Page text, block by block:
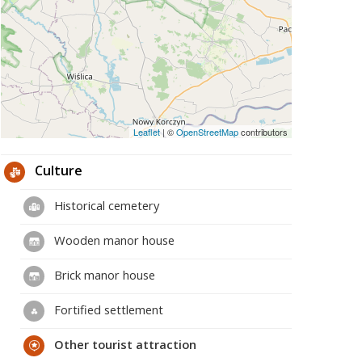
Leaflet | ©OpenStreetMapcontributors
Culture
Historical cemetery
Wooden manor house
Brick manor house
Fortified settlement
Other tourist attraction